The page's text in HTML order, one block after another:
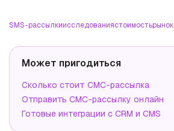
SMS-рассылкиисследованиястоимостьрынок
Может пригодиться
Сколько стоит СМС-рассылка
Отправить СМС-рассылку онлайн
Готовые интеграции с CRM и CMS